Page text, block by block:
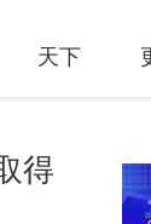
天下
得